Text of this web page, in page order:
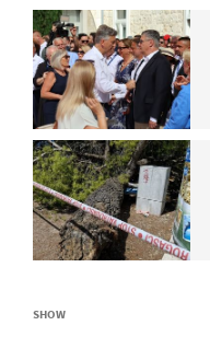
SHOW